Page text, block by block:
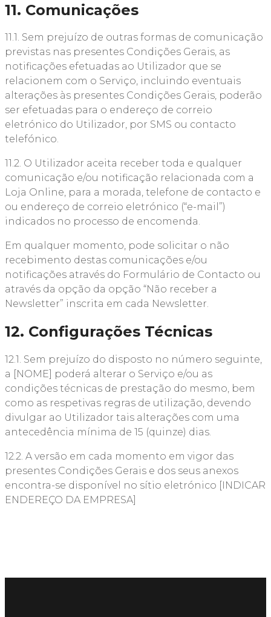
11. Comunicações
11.1. Sem prejuízo de outras formas de comunicação
previstas nas presentes Condições Gerais, as
notificações efetuadas ao Utilizador que se
relacionem com o Serviço, incluindo eventuais
alterações às presentes Condições Gerais, poderão
ser efetuadas para o endereço de correio
eletrónico do Utilizador, por SMS ou contacto
telefónico.
11.2. O Utilizador aceita receber toda e qualquer
comunicação e/ou notificação relacionada com a
Loja Online, para a morada, telefone de contacto e
ou endereço de correio eletrónico (“e-mail”)
indicados no processo de encomenda.
Em qualquer momento, pode solicitar o não
recebimento destas comunicações e/ou
notificações através do Formulário de Contacto ou
através da opção da opção “Não receber a
Newsletter” inscrita em cada Newsletter.
12. Configurações Técnicas
12.1. Sem prejuízo do disposto no número seguinte,
a [NOME] poderá alterar o Serviço e/ou as
condições técnicas de prestação do mesmo, bem
como as respetivas regras de utilização, devendo
divulgar ao Utilizador tais alterações com uma
antecedência mínima de 15 (quinze) dias.
12.2. A versão em cada momento em vigor das
presentes Condições Gerais e dos seus anexos
encontra-se disponível no sítio eletrónico [INDICAR
ENDEREÇO DA EMPRESA]